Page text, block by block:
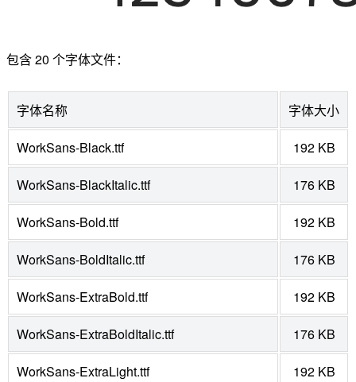
包含 20 个字体文件：
字体名称 字体大小
WorkSans-Black.ttf 192 KB
WorkSans-BlackItalic.ttf 176 KB
WorkSans-Bold.ttf 192 KB
WorkSans-BoldItalic.ttf 176 KB
WorkSans-ExtraBold.ttf 192 KB
WorkSans-ExtraBoldItalic.ttf 176 KB
WorkSans-ExtraLight.ttf 192 KB